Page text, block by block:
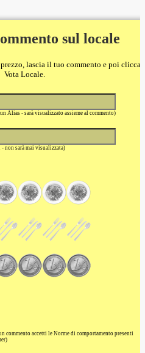
sul locale
lascia il tuo commento e poi clicca
Vota Locale.
Alias - sarà visualizzato assieme al commento)
- non sarà mai visualizzata)
commento accetti le Norme di comportamento presenti